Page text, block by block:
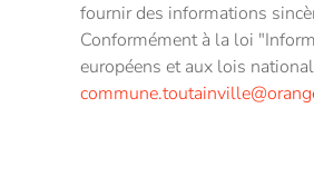
fournir des informations
Conformément à la loi
européens et aux lois